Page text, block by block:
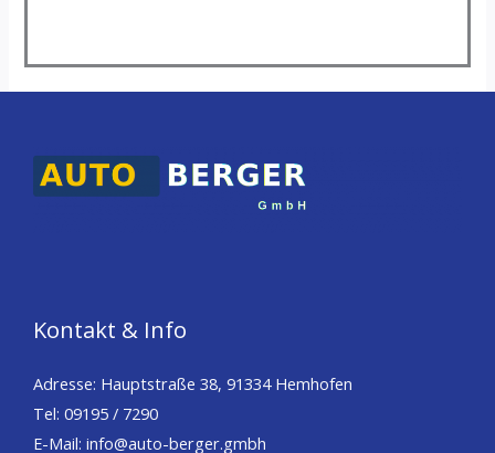
Kontakt & Info
Adresse: Hauptstraße 38, 91334 Hemhofen
Tel: 09195 / 7290
E-Mail: info@auto-berger.gmbh